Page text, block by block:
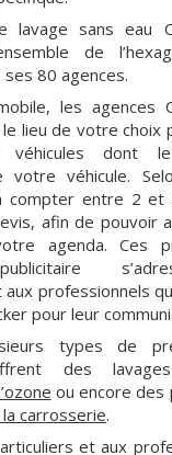
lavage sans eau
de
ses 80 agences.
les agences
lieu de votre choix
véhicules dont
votre véhicule.
compter entre 2 et
afin de pouvoir
agenda. Ces
professionnels
pour leur
types de
des
ou encore des
carrosserie.
et aux